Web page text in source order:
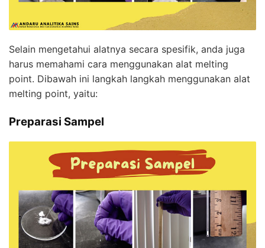
Selain mengetahui alatnya secara spesifik, anda juga
harus memahami cara menggunakan alat melting
point. Dibawah ini langkah langkah menggunakan alat
melting point, yaitu:
Preparasi Sampel